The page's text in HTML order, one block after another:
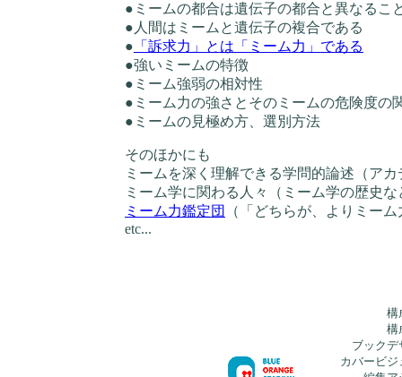
●ミームの都合は遺伝子の都合と異なるこ
●人間はミームと遺伝子の複合である
● 「訴求力」とは「ミーム力」である
●強いミームの特徴
●ミーム強弱の相対性
●ミーム力の強さとそのミームの危険度の
●ミームの見極め方、選別方法
そのほかにも
ミームを深く理解できる学問的論述（ア
ミーム学に関わる人々（ミーム学の歴史な
ミーム力鑑定団
（「どちらが、よりミー
etc...
構
構
ブックデ
カバービジ